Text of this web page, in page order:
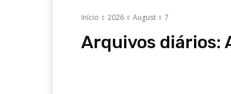
Início 2026 August 7
Arquivos diários: